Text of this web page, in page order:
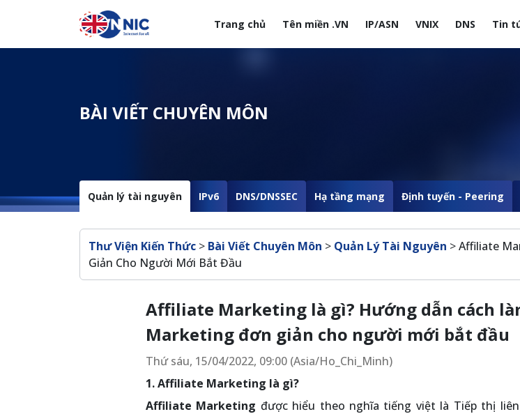
Nhảy đến nội dung
Trang chủ Tên miền .VN IP/ASN VNIX DNS Tin
Menuheader của website
BÀI VIẾT CHUYÊN MÔN
Quản lý tài nguyên IPv6 DNS/DNSSEC Hạ tầng mạng Định tuyến - Peering
Breadcrumb
Thư Viện Kiến Thức > Bài Viết Chuyên Môn > Quản Lý Tài Nguyên >Affiliate
Giản Cho Người Mới Bắt Đầu
Affiliate Marketing là gì? Hướng dẫn cách
Marketing đơn giản cho người mới bắt đầu
Thứ sáu, 15/04/2022, 09:00 (Asia/Ho_Chi_Minh)
1. Affiliate Marketing là gì?
Affiliate Marketing được hiểu theo nghĩa tiếng việt là Tiếp thị